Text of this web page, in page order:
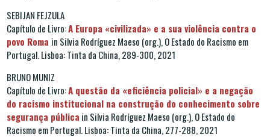
SEBIJAN FEJZULA
Capítulo de Livro:A Europa «civilizada» e a sua violência contra o
povo Roma in Silvia Rodríguez Maeso (org.), O Estado do Racismo em
Portugal. Lisboa: Tinta da China, 289-300, 2021
BRUNO MUNIZ
Capítulo de Livro:A questão da «eficiência policial» e a negação
do racismo institucional na construção do conhecimento sobre
segurança pública in Silvia Rodríguez Maeso (org.), O Estado do
Racismo em Portugal. Lisboa: Tinta da China, 277-288, 2021